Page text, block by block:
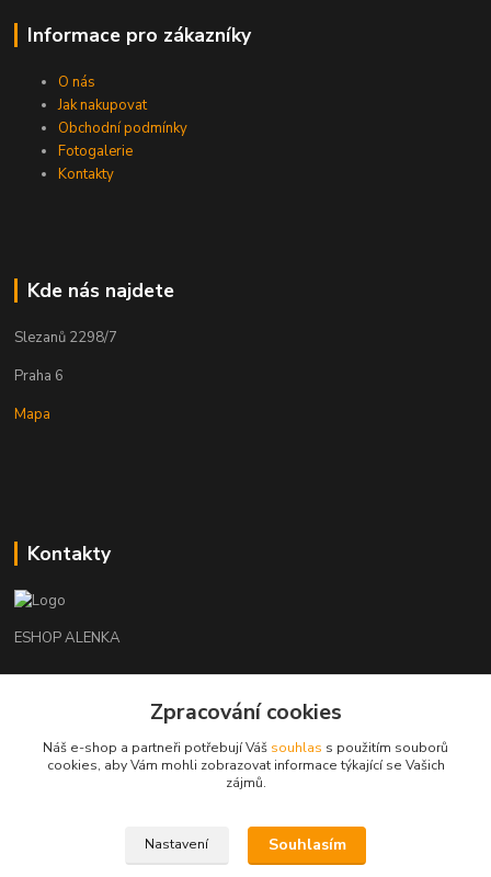
Informace pro zákazníky
O nás
Jak nakupovat
Obchodní podmínky
Fotogalerie
Kontakty
Kde nás najdete
Slezanů 2298/7
Praha 6
Mapa
Kontakty
ESHOP ALENKA
+420602541312
orechovka@inmes.cz
Zpracování cookies
Náš e-shop a partneři potřebují Váš souhlas s použitím souborů
cookies, aby Vám mohli zobrazovat informace týkající se Vašich
zájmů.
Nastavení Souhlasím